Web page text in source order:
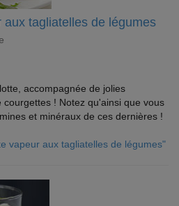
tagliatelles de légumes
accompagnée de jolies
! Notez qu'ainsi que vous
et minéraux de ces dernières !
vapeur aux tagliatelles de légumes"